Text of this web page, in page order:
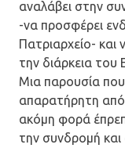
αναλάβει στην
-να προσφέρει
Πατριαρχείο- και
την διάρκεια
Μια παρουσία
απαρατήρητη από
ακόμη φορά
την συνδρομή